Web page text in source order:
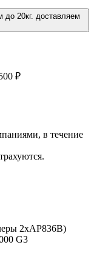
20кг. доставляем
₽
в течение
2xAP836B)
G3